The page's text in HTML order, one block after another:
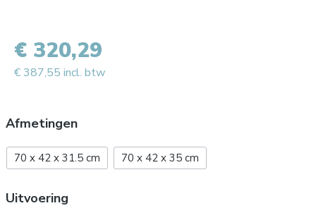
Afmetingen
70 x 42 x 31.5 cm 70 x 42 x 35 cm
Uitvoering
€ 320,29
€ 387,55 incl. btw